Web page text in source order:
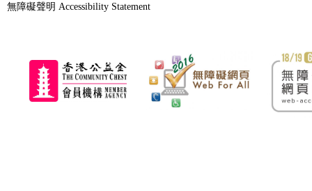
無障礙聲明 Accessibility Statement